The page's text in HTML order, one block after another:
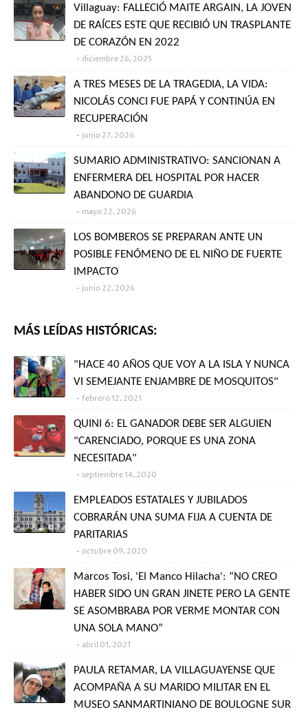
Villaguay: FALLECIÓ MAITE ARGAIN, LA JOVEN
DE RAÍCES ESTE QUE RECIBIÓ UN TRASPLANTE
DE CORAZÓN EN 2022
diciembre 26, 2025
A TRES MESES DE LA TRAGEDIA, LA VIDA:
NICOLÁS CONCI FUE PAPÁ Y CONTINÚA EN
RECUPERACIÓN
junio 27, 2026
SUMARIO ADMINISTRATIVO: SANCIONAN A
ENFERMERA DEL HOSPITAL POR HACER
ABANDONO DE GUARDIA
mayo 22, 2026
LOS BOMBEROS SE PREPARAN ANTE UN
POSIBLE FENÓMENO DE EL NIÑO DE FUERTE
IMPACTO
junio 22, 2026
MÁS LEÍDAS HISTÓRICAS:
"HACE 40 AÑOS QUE VOY A LA ISLA Y NUNCA
VI SEMEJANTE ENJAMBRE DE MOSQUITOS"
febrero 12, 2021
QUINI 6: EL GANADOR DEBE SER ALGUIEN
"CARENCIADO, PORQUE ES UNA ZONA
NECESITADA"
septiembre 14, 2020
EMPLEADOS ESTATALES Y JUBILADOS
COBRARÁN UNA SUMA FIJA A CUENTA DE
PARITARIAS
octubre 09, 2020
Marcos Tosi, 'El Manco Hilacha': “NO CREO
HABER SIDO UN GRAN JINETE PERO LA GENTE
SE ASOMBRABA POR VERME MONTAR CON
UNA SOLA MANO”
abril 01, 2021
PAULA RETAMAR, LA VILLAGUAYENSE QUE
ACOMPAÑA A SU MARIDO MILITAR EN EL
MUSEO SANMARTINIANO DE BOULOGNE SUR